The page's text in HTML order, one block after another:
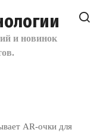
и новинок
AR-очки для